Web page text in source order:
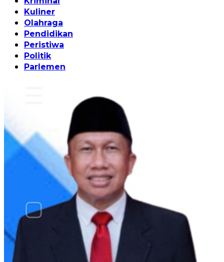
Kuliner
Olahraga
Pendidikan
Peristiwa
Politik
Parlemen